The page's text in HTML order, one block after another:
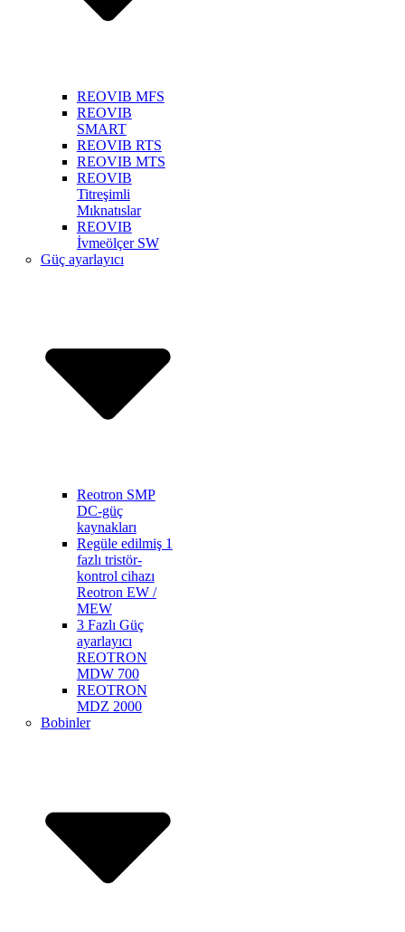
REOVIB MFS
REOVIB
SMART
REOVIB RTS
REOVIB MTS
REOVIB
Titreşimli
Mıknatıslar
REOVIB
İvmeölçer SW
Güç ayarlayıcı
Reotron SMP
DC-güç
kaynakları
Regüle edilmiş 1
fazlı tristör-
kontrol cihazı
Reotron EW /
MEW
3 Fazlı Güç
ayarlayıcı
REOTRON
MDW 700
REOTRON
MDZ 2000
Bobinler